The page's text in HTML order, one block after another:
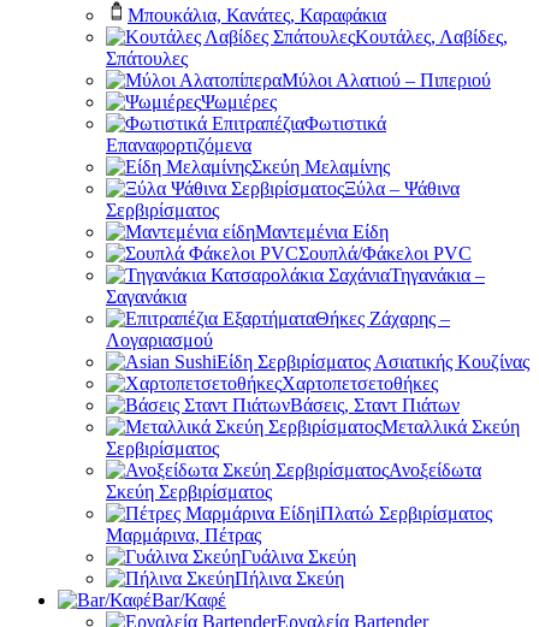
Μπουκάλια, Κανάτες, Καραφάκια
Κουτάλες, Λαβίδες,
Σπάτουλες
Μύλοι Αλατιού – Πιπεριού
Ψωμιέρες
Φωτιστικά
Επαναφορτιζόμενα
Σκεύη Μελαμίνης
Ξύλα – Ψάθινα
Σερβιρίσματος
Μαντεμένια Είδη
Σουπλά/Φάκελοι PVC
Τηγανάκια –
Σαγανάκια
Θήκες Ζάχαρης –
Λογαριασμού
Είδη Σερβιρίσματος Ασιατικής Κουζίνας
Χαρτοπετσετοθήκες
Βάσεις, Σταντ Πιάτων
Μεταλλικά Σκεύη
Σερβιρίσματος
Ανοξείδωτα
Σκεύη Σερβιρίσματος
Πλατώ Σερβιρίσματος
Μαρμάρινα, Πέτρας
Γυάλινα Σκεύη
Πήλινα Σκεύη
Bar/Καφέ
Εργαλεία Bartender